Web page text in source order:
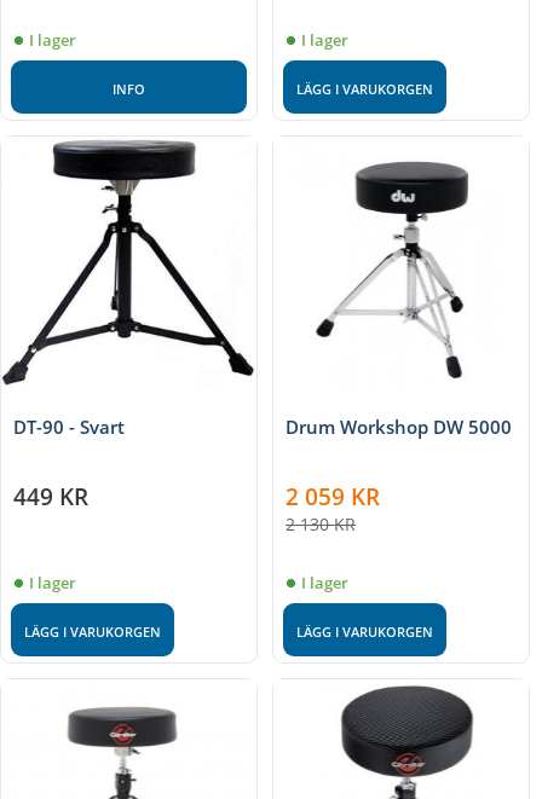
I lager
INFO
I lager
LÄGG I VARUKORGEN
DT-90 - Svart
449 KR
I lager
LÄGG I VARUKORGEN
Drum Workshop DW 5000
2 059 KR
2 130KR
I lager
LÄGG I VARUKORGEN